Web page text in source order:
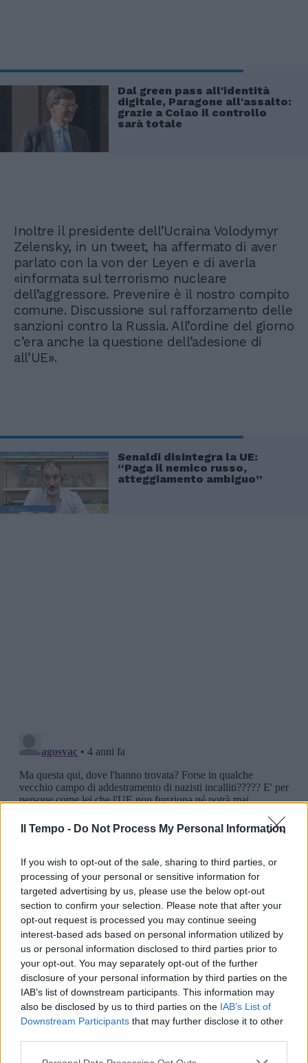
Il Tempo - Do Not Process My Personal Information
If you wish to opt-out of the sale, sharing to third parties, or
processing of your personal or sensitive information for
targeted advertising by us, please use the below opt-out
section to confirm your selection. Please note that after your
opt-out request is processed you may continue seeing
interest-based ads based on personal information utilized by
us or personal information disclosed to third parties prior to
your opt-out. You may separately opt-out of the further
disclosure of your personal information by third parties on the
IAB’s list of downstream participants. This information may
also be disclosed by us to third parties on the IAB’s List of
Downstream Participants that may further disclose it to other
Dal green pass all'identità
digitale, Paragone all'assalto:
grazie a Colao il controllo
sarà totale
Inoltre il presidente dell’Ucraina Volodymyr
Zelensky, in un tweet, ha affermato di aver
parlato con la von der Leyen e di averla
«informata sul terrorismo nucleare
dell’aggressore. Prevenire è il nostro compito
comune. Discussione sul rafforzamento delle
sanzioni contro la Russia. All’ordine del giorno
c’era anche la questione dell’adesione di
all’UE».
Senaldi disintegra la UE:
“Paga il nemico russo,
atteggiamento ambiguo”